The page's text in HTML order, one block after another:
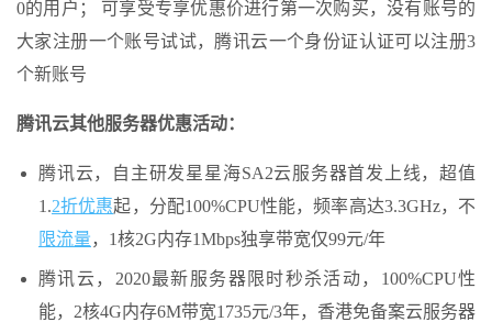
0的用户； 可享受专享优惠价进行第一次购买，没有账号的
大家注册一个账号试试，腾讯云一个身份证认证可以注册3
个新账号
腾讯云其他服务器优惠活动：
腾讯云，自主研发星星海SA2云服务器首发上线，超值
1.2折优惠起，分配100%CPU性能，频率高达3.3GHz，不
限流量，1核2G内存1Mbps独享带宽仅99元/年
腾讯云，2020最新服务器限时秒杀活动，100%CPU性
能，2核4G内存6M带宽1735元/3年，香港免备案云服务器